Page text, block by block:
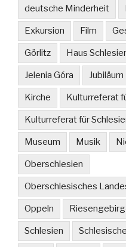
deutsche Minderheit
Exkursion Film
Görlitz Haus
Jelenia Góra Jubiläum
Kirche Kulturreferat
Kulturreferat für
Museum Musik
Oberschlesien
Oberschlesisches
Oppeln
Schlesien